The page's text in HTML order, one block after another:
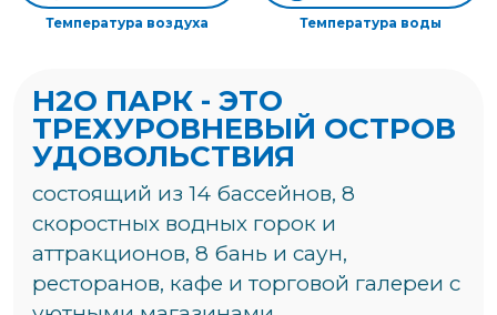
АКВАЗОНА ЗОНА ТЕРМ
всесезонный Аквапарк Н2О, но и
своим пациентам услуги по
совершенствованию фигуры и
внешности: косметология, авторские
методики снижения веса, спортивные
программы, релакс-процедуры
(массажи, СПА-услуги) и банные
апартаменты.